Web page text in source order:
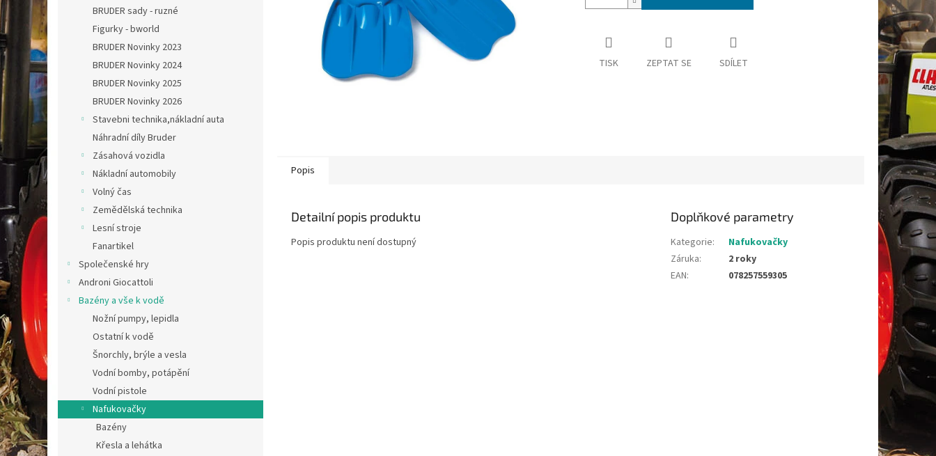
BRUDER sady - ruzné
Figurky - bworld
BRUDER Novinky 2023
BRUDER Novinky 2024
BRUDER Novinky 2025
BRUDER Novinky 2026
Stavebni technika,nákladní auta
Náhradní díly Bruder
Zásahová vozidla
Nákladní automobily
Volný čas
Zemědělská technika
Lesní stroje
Fanartikel
Společenské hry
Androni Giocattoli
Bazény a vše k vodě
Nožní pumpy, lepidla
Ostatní k vodě
Šnorchly, brýle a vesla
Vodní bomby, potápění
Vodní pistole
Nafukovačky
Bazény
Křesla a lehátka
TISK ZEPTAT SE SDÍLET
Popis
Detailní popis produktu
Popis produktu není dostupný
Doplňkové parametry
Kategorie:
Nafukovačky
Záruka:
2 roky
EAN: 078257559305